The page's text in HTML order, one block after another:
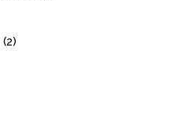
(2)